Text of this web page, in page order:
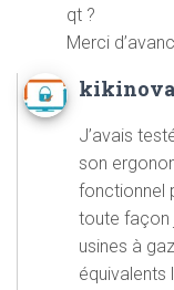
qt ?
Merci
J’avais
son
fonctionnel
toute façon
usines à
équivalents